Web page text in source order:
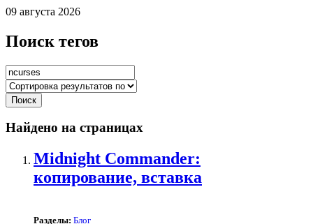
09 августа 2026
Поиск тегов
Найдено на страницах
Midnight Commander:
копирование, вставка
Разделы: Блог